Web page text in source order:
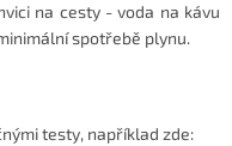
na cesty - voda na kávu
spotřebě plynu.
testy, například zde: